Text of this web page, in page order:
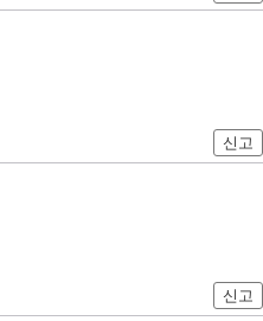
신고
신고